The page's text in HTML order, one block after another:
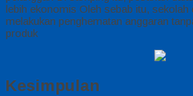
lebih ekonomis Oleh sebab itu, sekolah
melakukan penghematan anggaran
produk
Kesimpulan